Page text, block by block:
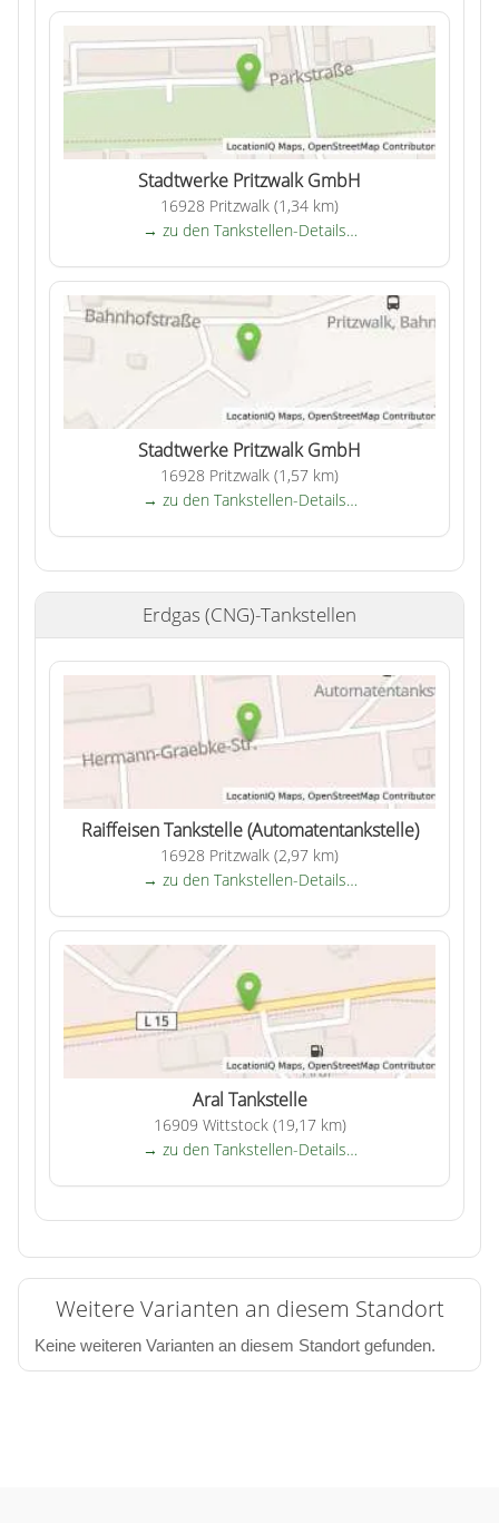
Stadtwerke Pritzwalk GmbH
16928 Pritzwalk (1,34 km)
→ zu den Tankstellen-Details…
Stadtwerke Pritzwalk GmbH
16928 Pritzwalk (1,57 km)
→ zu den Tankstellen-Details…
Erdgas (CNG)-Tankstellen
Raiffeisen Tankstelle (Automatentankstelle)
16928 Pritzwalk (2,97 km)
→ zu den Tankstellen-Details…
Aral Tankstelle
16909 Wittstock (19,17 km)
→ zu den Tankstellen-Details…
Weitere Varianten an diesem Standort
Keine weiteren Varianten an diesem Standort gefunden.